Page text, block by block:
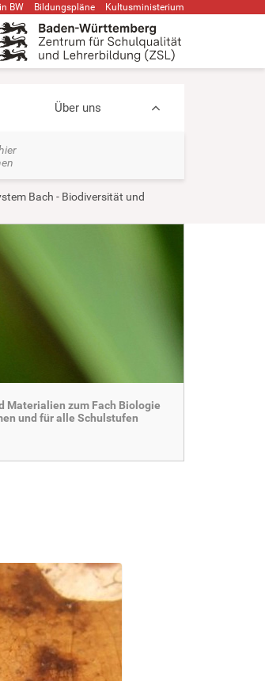
BW Bildungspläne Kultusministerium
Über uns
Bach - Biodiversität und
Materialien zum Fach Biologie
und für alle Schulstufen